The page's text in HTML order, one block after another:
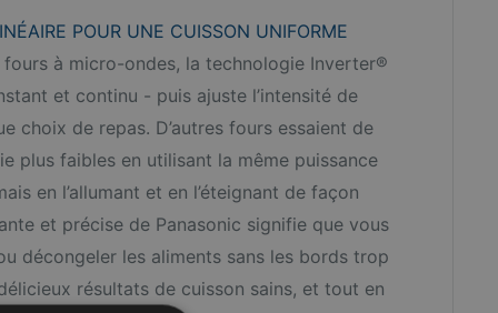
POUR UNE CUISSON UNIFORME
à micro-ondes, la technologie Inverter®
et continu - puis ajuste l’intensité de
choix de repas. D’autres fours essaient de
plus faibles en utilisant la même puissance
en l’allumant et en l’éteignant de façon
et précise de Panasonic signifie que vous
décongeler les aliments sans les bords trop
résultats de cuisson sains, et tout en